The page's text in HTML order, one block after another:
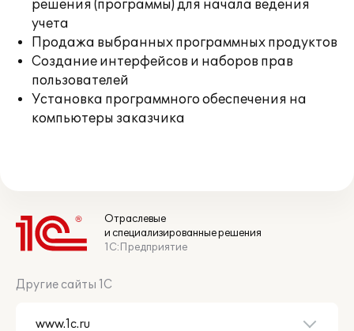
решения (программы) для начала ведения
учета
Продажа выбранных программных продуктов
Создание интерфейсов и наборов прав
пользователей
Установка программного обеспечения на
компьютеры заказчика
Отраслевые
и специализированные решения
1С:Предприятие
Другие сайты 1С